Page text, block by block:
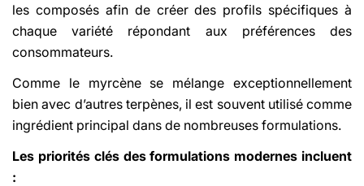
les composés afin de créer des profils spécifiques à
chaque variété répondant aux préférences des
consommateurs.
Comme le myrcène se mélange exceptionnellement
bien avec d’autres terpènes, il est souvent utilisé comme
ingrédient principal dans de nombreuses formulations.
Les priorités clés des formulations modernes incluent
: